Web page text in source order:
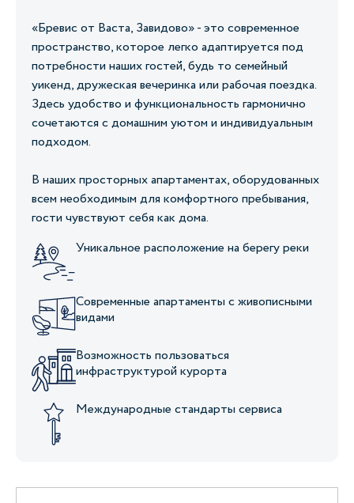
«Бревис от Васта, Завидово» - это современное
пространство, которое легко адаптируется под
потребности наших гостей, будь то семейный
уикенд, дружеская вечеринка или рабочая поездка.
Здесь удобство и функциональность гармонично
сочетаются с домашним уютом и индивидуальным
подходом.
В наших просторных апартаментах, оборудованных
всем необходимым для комфортного пребывания,
гости чувствуют себя как дома.
Уникальное расположение на берегу реки
Современные апартаменты с живописными
видами
Возможность пользоваться
инфраструктурой курорта
Международные стандарты сервиса